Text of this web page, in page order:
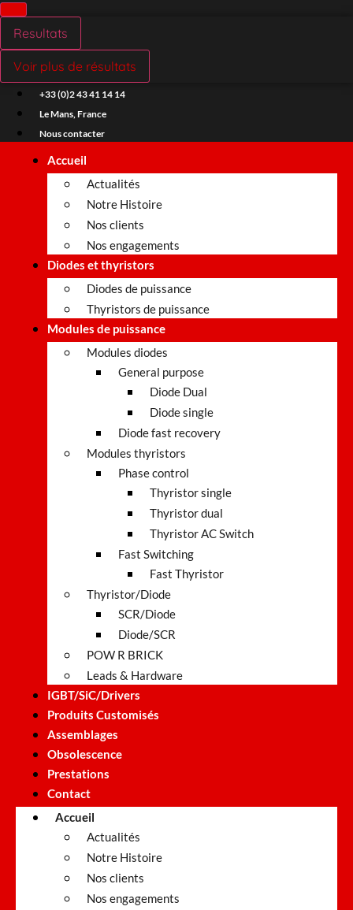
Resultats
Voir plus de résultats
+33 (0)2 43 41 14 14
Le Mans, France
Nous contacter
Accueil
Actualités
Notre Histoire
Nos clients
Nos engagements
Diodes et thyristors
Diodes de puissance
Thyristors de puissance
Modules de puissance
Modules diodes
General purpose
Diode Dual
Diode single
Diode fast recovery
Modules thyristors
Phase control
Thyristor single
Thyristor dual
Thyristor AC Switch
Fast Switching
Fast Thyristor
Thyristor/Diode
SCR/Diode
Diode/SCR
POW R BRICK
Leads & Hardware
IGBT/SiC/Drivers
Produits Customisés
Assemblages
Obsolescence
Prestations
Contact
Accueil
Actualités
Notre Histoire
Nos clients
Nos engagements